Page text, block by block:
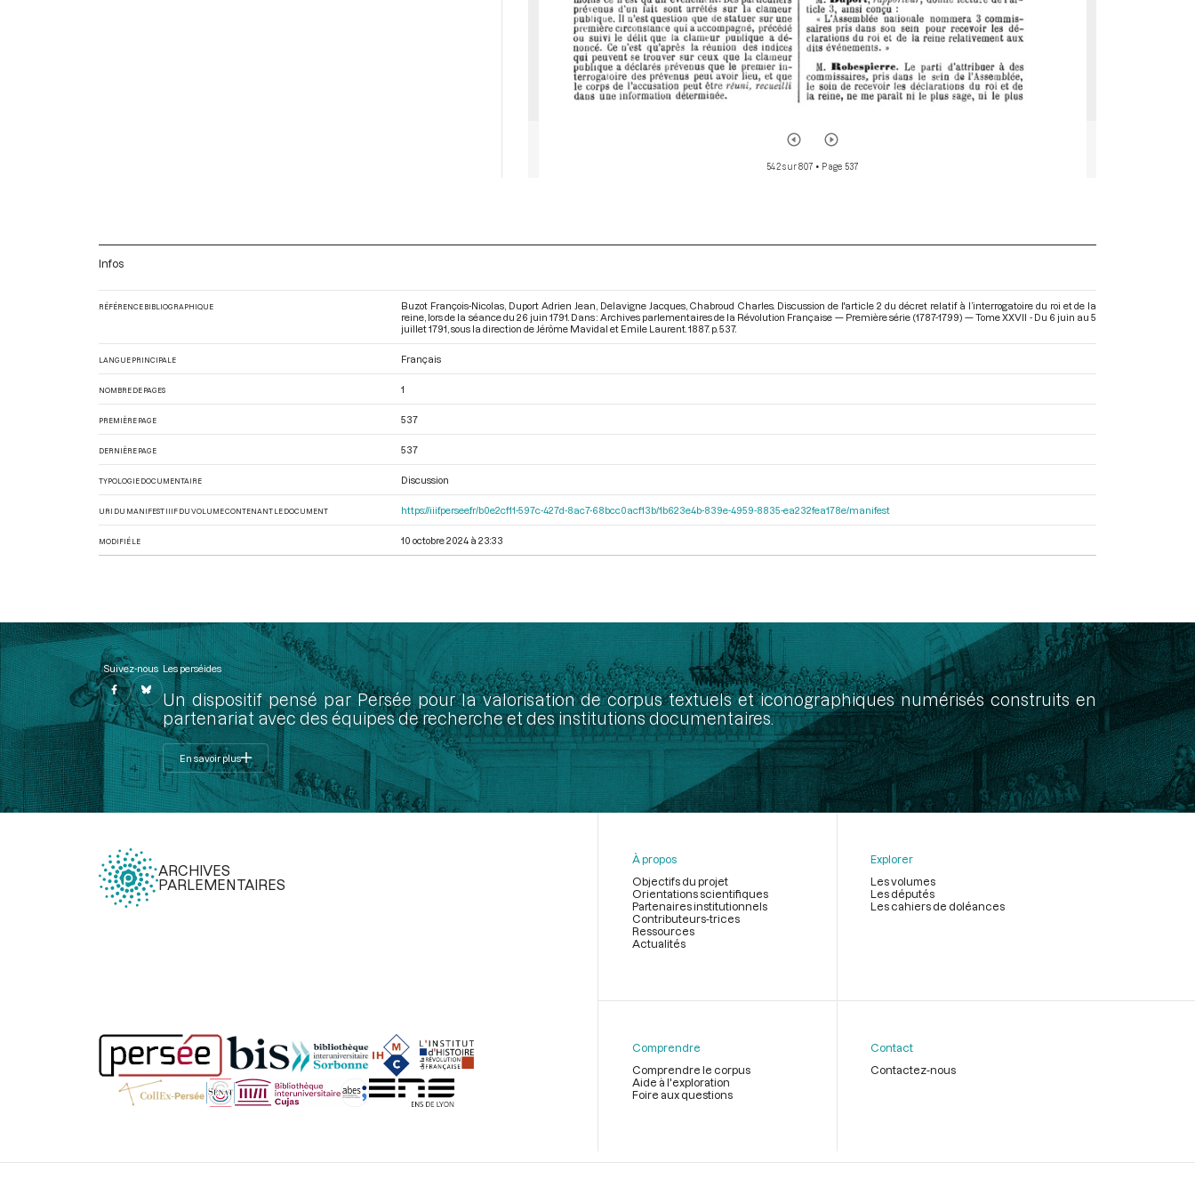
542 sur 807 • Page 537
Infos
RÉFÉRENCE BIBLIOGRAPHIQUE
Buzot François-Nicolas, Duport Adrien Jean, Delavigne Jacques, Chabroud Charles. Discussion de l'article 2 du décret relatif à l’interrogatoire du roi et de la
reine, lors de la séance du 26 juin 1791. Dans : Archives parlementaires de la Révolution Française — Première série (1787-1799) — Tome XXVII - Du 6 juin au 5
juillet 1791 , sous la direction de Jérôme Mavidal et Emile Laurent. 1887. p. 537.
LANGUE PRINCIPALE Français
NOMBRE DE PAGES 1
PREMIÈRE PAGE 537
DERNIÈRE PAGE 537
TYPOLOGIE DOCUMENTAIRE Discussion
URI DU MANIFEST IIIF DU VOLUME CONTENANT LE DOCUMENT https://iiif.persee.fr/b0e2cf11-597c-427d-8ac7-68bcc0acf13b/1b623e4b-839e-4959-8835-ea232fea178e/manifest
MODIFIÉ LE 10 octobre 2024 à 23:33
Suivez-nous Les perséides
Un dispositif pensé par Persée pour la valorisation de corpus textuels et iconographiques numérisés construits en
partenariat avec des équipes de recherche et des institutions documentaires.
En savoir plus
ARCHIVES
PARLEMENTAIRES
page
À propos
Objectifs du projet
Orientations scientifiques
Partenaires institutionnels
Contributeurs-trices
Ressources
Actualités
Explorer
Les volumes
Les députés
Les cahiers de doléances
Comprendre
Comprendre le corpus
Aide à l'exploration
Foire aux questions
Contact
Contactez-nous
Légal